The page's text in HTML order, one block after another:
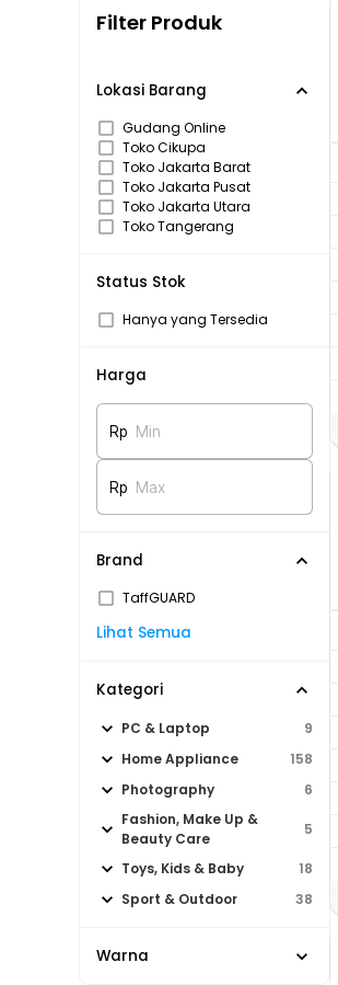
Filter Produk
Lokasi Barang
Gudang Online
Toko Cikupa
Toko Jakarta Barat
Toko Jakarta Pusat
Toko Jakarta Utara
Toko Tangerang
Status Stok
Hanya yang Tersedia
Harga
Rp Min
Rp Max
Brand
TaffGUARD
Lihat Semua
Kategori
PC & Laptop
9
Home Appliance
158
Photography
6
Fashion, Make Up &
Beauty Care
5
Toys, Kids & Baby
18
Sport & Outdoor
38
Warna